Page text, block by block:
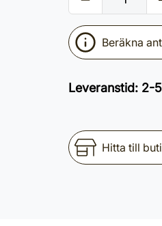
Beräkna
Leveranstid: 2-
Hitta till